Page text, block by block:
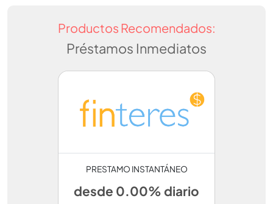
Productos Recomendados:
Préstamos Inmediatos
PRESTAMO INSTANTÁNEO
desde 0.00% diario